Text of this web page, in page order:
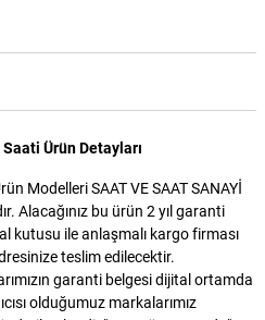
Ürün Detayları
Modelleri SAAT VE SAAT SANAYİ
Alacağınız bu ürün 2 yıl garanti
kutusu ile anlaşmalı kargo firması
teslim edilecektir.
garanti belgesi dijital ortamda
olduğumuz markalarımız